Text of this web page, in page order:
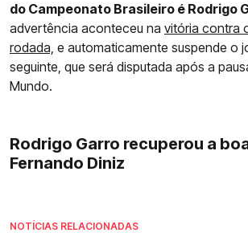
do Campeonato Brasileiro é Rodrigo
advertência aconteceu na vitória contra
rodada, e automaticamente suspende o
seguinte, que será disputada após a
Mundo.
Rodrigo Garro recuperou a
Fernando Diniz
NOTÍCIAS RELACIONADAS